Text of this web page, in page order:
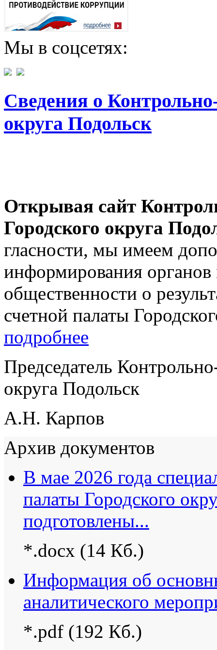
Мы в соцсетях:
Сведения о
округа Подольск
Открывая сайт
Городского округа
гласности, мы имеем
информирования органов
общественности о
счетной палаты
подробнее
Председатель
округа Подольск
А.Н. Карпов
Архив документов
В мае 2026 года
палаты Городского
подготовлены...
*.docx (14 Кб.)
Информация об
аналитического
*.pdf (192 Кб.)